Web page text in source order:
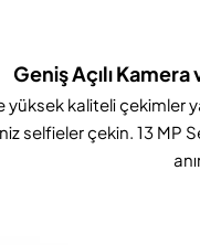
Geniş Açılı
yüksek kaliteli
selfieler çekin. 13 MP